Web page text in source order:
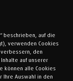
beschrieben, auf die
verwenden Cookies
verbessern, den
auf unserer
können alle Cookies
Ihre Auswahl in den